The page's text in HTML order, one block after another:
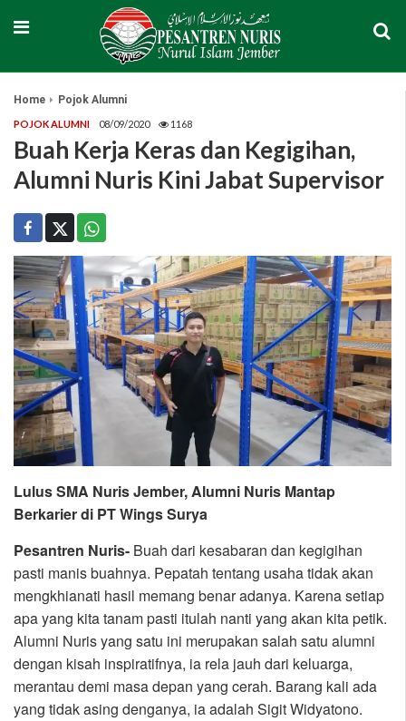
Home Pojok Alumni
POJOK ALUMNI 08/09/2020 1168
Buah Kerja Keras dan Kegigihan,
Alumni Nuris Kini Jabat Supervisor
Lulus SMA Nuris Jember, Alumni Nuris Mantap
Berkarier di PT Wings Surya
Pesantren Nuris- Buah dari kesabaran dan kegigihan
pasti manis buahnya. Pepatah tentang usaha tidak akan
mengkhianati hasil memang benar adanya. Karena setiap
apa yang kita tanam pasti itulah nanti yang akan kita petik.
Alumni Nuris yang satu ini merupakan salah satu alumni
dengan kisah inspiratifnya, ia rela jauh dari keluarga,
merantau demi masa depan yang cerah. Barang kali ada
yang tidak asing denganya, ia adalah Sigit Widyatono.